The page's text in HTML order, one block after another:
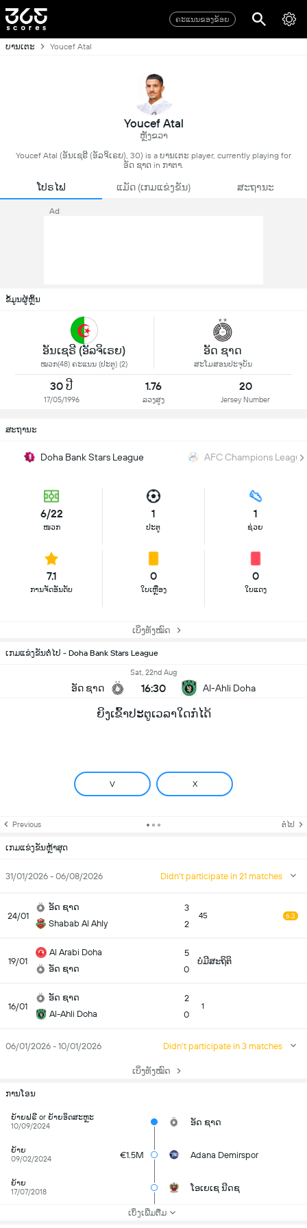
ຄະແນນຂອງຂ້ອຍ
ບານເຕະ Youcef Atal
Youcef Atal
ຫຼັງຂວາ
Youcef Atal (ອັນເຊຣີ (ອັລຈິເຣຍ), 30) is a ບານເຕະ player, currently playing for
ອັດ ຊາດ in ກາຕາ.
ໂປຣໄຟ ແມັດ (ເກມແຂ່ງຂັນ) ສະຖານະ
Ad
ຂໍ້ມູນຜູ້ຫຼິ້ນ
ອັນເຊຣີ (ອັລຈິເຣຍ)
ໝວກ(48) ຄະແນນ (ປະຕູ) (2)
ອັດ ຊາດ
ສະໂມສອນປະຈຸບັນ
30 ປີ
17/05/1996
1.76
ລວງສູງ
20
Jersey Number
ສະຖານະ
Doha Bank Stars League AFC Champions
6/22
ໜວກ
1
ປະຕູ
1
ຊ່ວຍ
7.1
ການຈັດອັນດັບ
0
ໃບເຫຼືອງ
0
ໃບແດງ
ເບິ່ງທັງໝົດ
ເກມແຂ່ງຂັນຕໍ່ໄປ - Doha Bank Stars League
ອັດ ຊາດ
Sat, 22nd Aug
16:30 Al-Ahli Doha
ຍິງເຂົ້າປະຕູເວລາໃດກໍໄດ້
V X
Previous ຕໍ່ໄປ
ເກມແຂ່ງຂັນຫຼ້າສຸດ
31/01/2026 - 06/08/2026 Didn't participate in 21 matches
24/01
ອັດ ຊາດ
Shabab Al Ahly
3
2
45 6.3
19/01
Al Arabi Doha
ອັດ ຊາດ
5
0
ບໍ່ມີສະຖິຕິ
16/01
ອັດ ຊາດ
Al-Ahli Doha
2
0
1
06/01/2026 - 10/01/2026 Didn't participate in 3 matches
ເບິ່ງທັງໝົດ
ການໂອນ
ຍ້າຍຟຣີ or ຍ້າຍອິດສະຫຼະ
10/09/2024
ອັດ ຊາດ
ຍ້າຍ
09/02/2024
€1.5M Adana Demirspor
ຍ້າຍ
17/07/2018
ໂອເຍເຊ ນີດຊ
ເບິ່ງເພີ່ມຕື່ມ